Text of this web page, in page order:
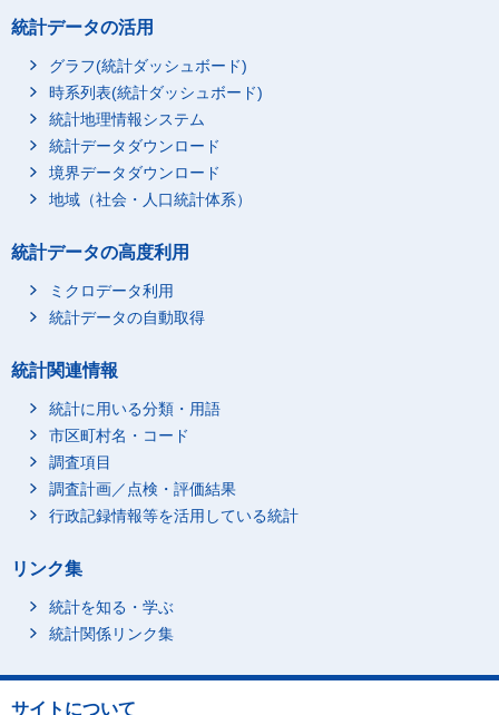
統計データの活用
グラフ(統計ダッシュボード)
時系列表(統計ダッシュボード)
統計地理情報システム
統計データダウンロード
境界データダウンロード
地域（社会・人口統計体系）
統計データの高度利用
ミクロデータ利用
統計データの自動取得
統計関連情報
統計に用いる分類・用語
市区町村名・コード
調査項目
調査計画／点検・評価結果
行政記録情報等を活用している統計
リンク集
統計を知る・学ぶ
統計関係リンク集
サイトについて